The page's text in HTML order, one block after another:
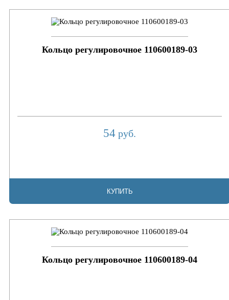
Кольцо регулировочное 110600189-03
54 руб.
КУПИТЬ
Кольцо регулировочное 110600189-04